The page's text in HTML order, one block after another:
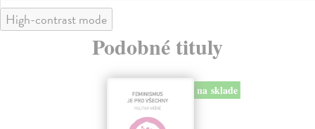
High-contrast mode
Podobné tituly
na sklade